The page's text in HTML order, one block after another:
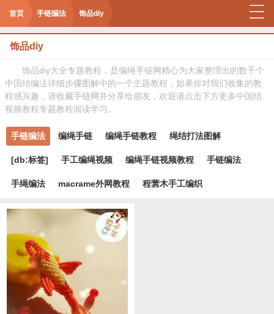
首页 手链编法 饰品diy
饰品diy
饰品diy大全专题教程，是编绳手链网精心为大家整理出的数千个
中国结编法详细步骤图解中的一个主题教程，如果你对我们收集的教
程感兴趣，请收藏手链网并分享给朋友，欢迎请点击下方更多中国结
视频教程专题教程阅读学习。
手链编法 编绳手链 编绳手链教程 绳结打法图解
[db:标签] 手工编绳视频 编绳手链视频教程 手链编法
手绳编法 macrame外网教程 程蕓木手工编织